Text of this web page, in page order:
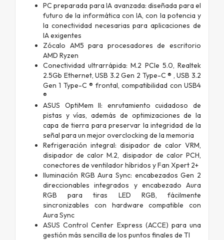
PC preparada para IA avanzada: diseñada para el
futuro de la informática con IA, con la potencia y
la conectividad necesarias para aplicaciones de
IA exigentes
Zócalo AM5 para procesadores de escritorio
AMD Ryzen
Conectividad ultrarrápida: M.2 PCIe 5.0, Realtek
2.5Gb Ethernet, USB 3.2 Gen 2 Type-C ® , USB 3.2
Gen 1 Type-C ® frontal, compatibilidad con USB4
®
ASUS OptiMem II: enrutamiento cuidadoso de
pistas y vías, además de optimizaciones de la
capa de tierra para preservar la integridad de la
señal para un mejor overclocking de la memoria
Refrigeración integral: disipador de calor VRM,
disipador de calor M.2, disipador de calor PCH,
conectores de ventilador híbridos y Fan Xpert 2+
Iluminación RGB Aura Sync: encabezados Gen 2
direccionables integrados y encabezado Aura
RGB para tiras LED RGB, fácilmente
sincronizables con hardware compatible con
Aura Sync
ASUS Control Center Express (ACCE) para una
gestión más sencilla de los puntos finales de TI